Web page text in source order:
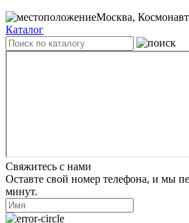
Москва,
Каталог
Свяжитесь с нами
Оставте свой номер телефона, и мы
минут.